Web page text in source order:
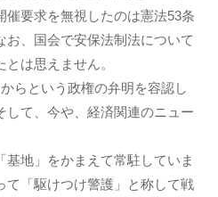
要求を無視したのは憲法53条
お、国会で安保法制法について
は思えません。
らという政権の弁明を容認し
して、今や、経済関連のニュー
基地」をかまえて常駐していま
て「駆けつけ警護」と称して戦